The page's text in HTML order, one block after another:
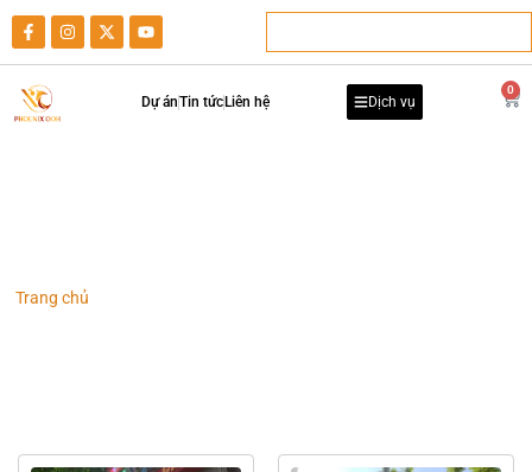
Dự ánTin tức Liên hệ Dịch vụ
0
Trang chủ